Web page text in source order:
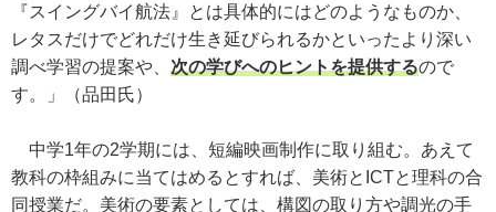
『スイングバイ航法』とは具体的にはどのようなものか、
レタスだけでどれだけ生き延びられるかといったより深い
調べ学習の提案や、 次の学びへのヒントを提供するので
す。」（品田氏）
中学1年の2学期には、短編映画制作に取り組む。あえて
教科の枠組みに当てはめるとすれば、美術とICTと理科の合
同授業だ。美術の要素としては、構図の取り方や調光の手